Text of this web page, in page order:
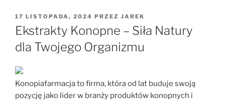
OPUBLIKOWANE
W
17 LISTOPADA, 2024 PRZEZ JAREK
Ekstrakty Konopne – Siła Natury
dla Twojego Organizmu
Konopiafarmacja to firma, która od lat buduje swoją
pozycję jako lider w branży produktów konopnych i